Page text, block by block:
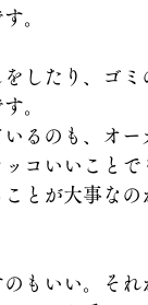
。
したり、ゴ
。
るのも、オ
コいいこと
とが大事な
もいい。そ